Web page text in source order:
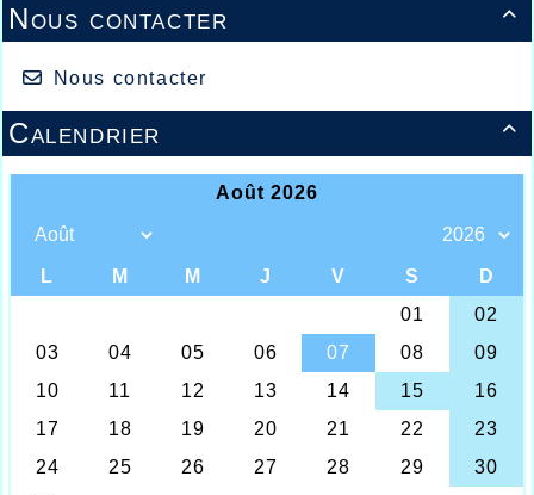

Nous contacter
Nous contacter

Calendrier
A suivre ce week-end les championnats de
France des 100kms à Theillay dans le centre
où notre toujours jeune vétéran femme
Pascale Monnier prendra le départ ce
samedi 30 août 2014 à 6h30...... une bonne
manière de terminer les vacances 2014 !!!